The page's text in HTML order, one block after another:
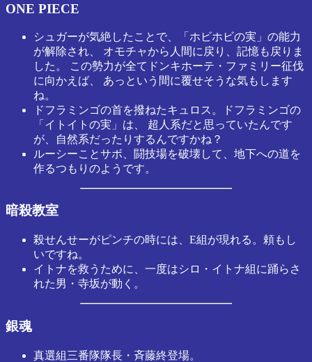
ONE PIECE
シュガーが気絶したことで、「ホビホビの実」の能力
が解除され、 オモチャから人間に戻り、記憶も戻りま
した。 この勢力が全てドンキホーテ・ファミリー征伐
に向かえば、 あっという間に覆せそうな気もします
ね。
ドフラミンゴの首を撥ねたキュロス。ドフラミンゴの
「イトイトの実」は、 超人系だと思っていたんです
が、自然系だったりするんですかね？
ルーシーことサボ、闘技場を破壊して、地下への道を
作るつもりのようです。
暗殺教室
殺せんせーがピンチの時には、E組が現れる。頼もし
いですね。
イトナを救うために、一度はシロ・イトナ組に踊らさ
れた男・寺坂が動く。
銀魂
真選組三番隊隊長・斉藤終登場。